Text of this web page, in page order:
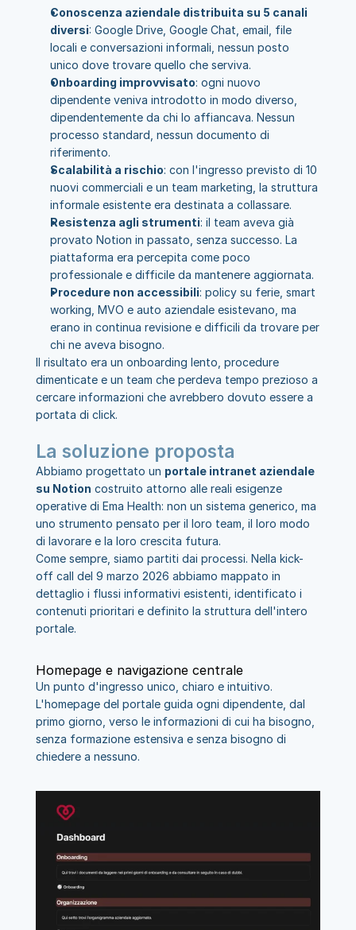
Conoscenza aziendale distribuita su 5 canali
diversi: Google Drive, Google Chat, email, file
locali e conversazioni informali, nessun posto
unico dove trovare quello che serviva.
Onboarding improvvisato: ogni nuovo
dipendente veniva introdotto in modo diverso,
dipendentemente da chi lo affiancava. Nessun
processo standard, nessun documento di
riferimento.
Scalabilità a rischio: con l'ingresso previsto di 10
nuovi commerciali e un team marketing, la struttura
informale esistente era destinata a collassare.
Resistenza agli strumenti: il team aveva già
provato Notion in passato, senza successo. La
piattaforma era percepita come poco
professionale e difficile da mantenere aggiornata.
Procedure non accessibili: policy su ferie, smart
working, MVO e auto aziendale esistevano, ma
erano in continua revisione e difficili da trovare per
chi ne aveva bisogno.
Il risultato era un onboarding lento, procedure
dimenticate e un team che perdeva tempo prezioso a
cercare informazioni che avrebbero dovuto essere a
portata di click.
La soluzione proposta
Abbiamo progettato un portale intranet aziendale
su Notion costruito attorno alle reali esigenze
operative di Ema Health: non un sistema generico, ma
uno strumento pensato per il loro team, il loro modo
di lavorare e la loro crescita futura.
Come sempre, siamo partiti dai processi. Nella kick-
off call del 9 marzo 2026 abbiamo mappato in
dettaglio i flussi informativi esistenti, identificato i
contenuti prioritari e definito la struttura dell'intero
portale.
Homepage e navigazione centrale
Un punto d'ingresso unico, chiaro e intuitivo.
L'homepage del portale guida ogni dipendente, dal
primo giorno, verso le informazioni di cui ha bisogno,
senza formazione estensiva e senza bisogno di
chiedere a nessuno.